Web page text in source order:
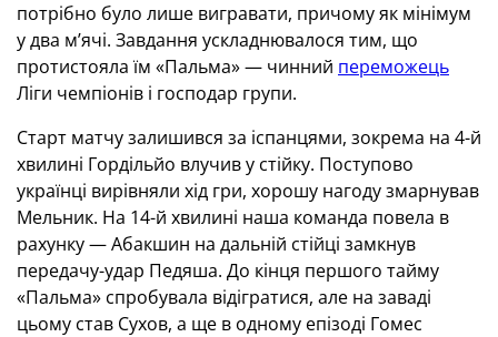
потрібно було лише вигравати, причому як мінімум
у два м’ячі. Завдання ускладнювалося тим, що
протистояла їм «Пальма» — чинний переможець
Ліги чемпіонів і господар групи.
Старт матчу залишився за іспанцями, зокрема на 4-й
хвилині Гордільйо влучив у стійку. Поступово
українці вирівняли хід гри, хорошу нагоду змарнував
Мельник. На 14-й хвилині наша команда повела в
рахунку — Абакшин на дальній стійці замкнув
передачу-удар Педяша. До кінця першого тайму
«Пальма» спробувала відігратися, але на заваді
цьому став Сухов, а ще в одному епізоді Гомес